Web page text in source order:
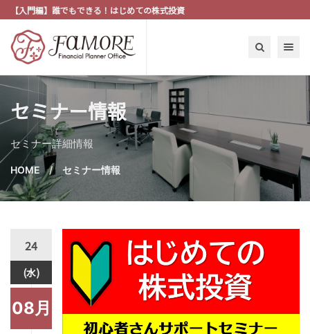
【入門編】誰でもできる！はじめての株式投資
Toggle
セミナー情報
セミナー詳細情報
HOME セミナー情報
24
(水)
08月